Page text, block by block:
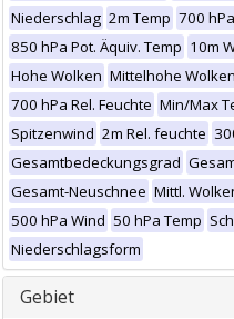
Niederschlag 2m Temp 700
850 hPa Pot. Äquiv. Temp 10m
Hohe Wolken Mittelhohe Wolken
700 hPa Rel. Feuchte Min/Max
Spitzenwind 2m Rel. feuchte
Gesamtbedeckungsgrad
Gesamt-Neuschnee Mittl.
500 hPa Wind 50 hPa Temp
Niederschlagsform
Gebiet